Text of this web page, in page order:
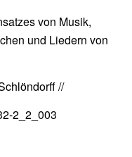
von Musik,
und Liedern von
//
2_2_003